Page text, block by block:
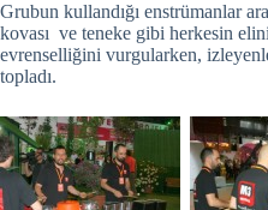
Grubun kullandığı enstrümanlar
kovası ve teneke gibi herkesin
evrenselliğini vurgularken,
topladı.